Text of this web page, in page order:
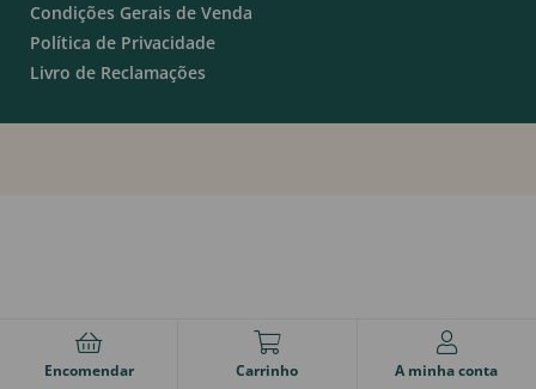
Condições Gerais de Venda
Política de Privacidade
Livro de Reclamações
Encomendar Carrinho A minha conta